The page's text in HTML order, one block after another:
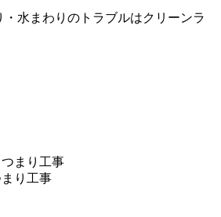
水まわりのトラブルはクリーンラ
り工事